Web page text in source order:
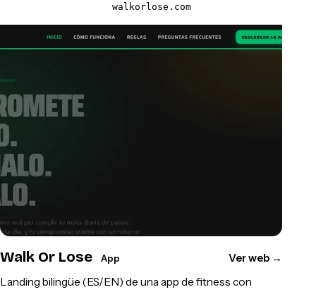
walkorlose.com
Walk Or Lose App Ver web →
Landing bilingüe (ES/EN) de una app de fitness con